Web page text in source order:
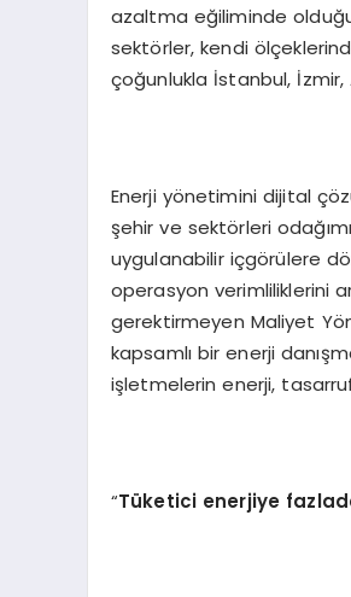
azaltma eğiliminde
sektörler, kendi
çoğunlukla İstanbul,
Enerji yönetimini dijital
şehir ve sektörleri
uygulanabilir içgörülere
operasyon verimliliklerini
gerektirmeyen Maliyet
kapsamlı bir enerji
işletmelerin enerji,
“Tüketici enerjiye